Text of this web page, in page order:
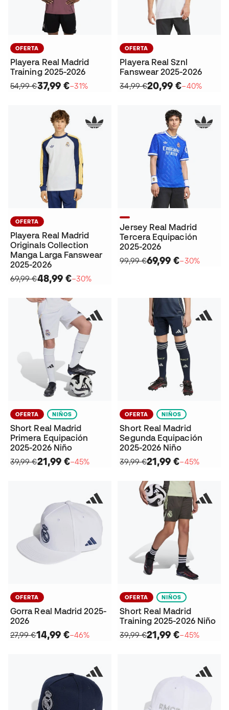
OFERTA
Playera Real Madrid
Training 2025-2026
54,99 €37,99 €−31%
OFERTA
Playera Real Sznl
Fanswear 2025-2026
34,99 €20,99 €−40%
OFERTA
Playera Real Madrid
Originals Collection
Manga Larga Fanswear
2025-2026
69,99 €48,99 €−30%
Jersey Real Madrid
Tercera Equipación
2025-2026
99,99 €69,99 €−30%
OFERTA NIÑOS
Short Real Madrid
Primera Equipación
2025-2026 Niño
39,99 €21,99 €−45%
OFERTA NIÑOS
Short Real Madrid
Segunda Equipación
2025-2026 Niño
39,99 €21,99 €−45%
OFERTA
Gorra Real Madrid 2025-
2026
27,99 €14,99 €−46%
OFERTA NIÑOS
Short Real Madrid
Training 2025-2026 Niño
39,99 €21,99 €−45%